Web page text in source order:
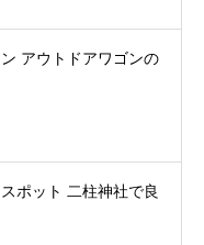
アウトドアワゴンの
ポット 二柱神社で良